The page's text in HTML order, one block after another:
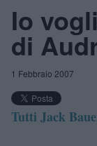
Io
di
1 Febbraio 2007
Tutti Jack